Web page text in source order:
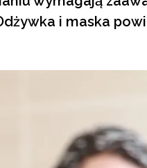
i maska